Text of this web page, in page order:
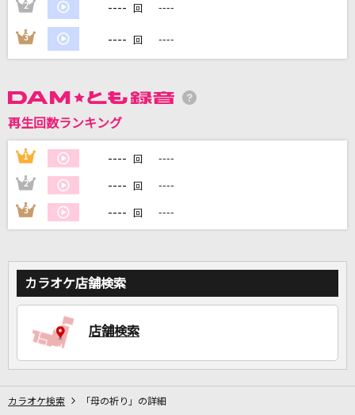
カラオケ最新情報をチェック！
2 ---- 回 ----
3 ---- 回 ----
再生回数ランキング
1 ---- 回 ----
2 ---- 回 ----
3 ---- 回 ----
カラオケ店舗検索
店舗検索
カラオケ検索 「母の祈り」の詳細